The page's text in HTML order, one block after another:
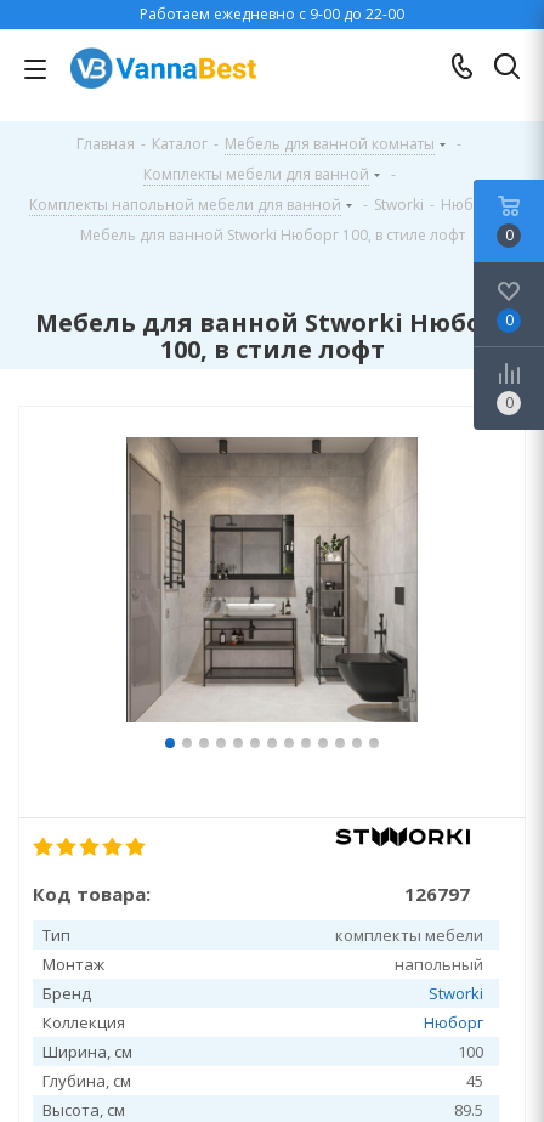
Работаем ежедневно с 9-00 до 22-00
Главная - Каталог - Мебель для ванной комнаты
-
Комплекты мебели для ванной
-
Комплекты напольной мебели для ванной
- Stworki - Нюборг -
Мебель для ванной Stworki Нюборг 100, в стиле лофт
Мебель для ванной Stworki Нюборг
100, в стиле лофт
Код товара: 126797
Тип
комплекты мебели
Монтаж
напольный
Бренд
Stworki
Коллекция
Нюборг
Ширина, см
100
Глубина, см
45
Высота, см
89.5
0
0
0